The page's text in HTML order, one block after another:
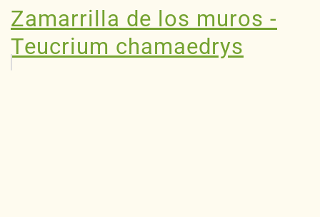
Zamarrilla de los muros -
Teucrium chamaedrys